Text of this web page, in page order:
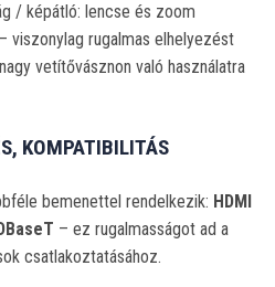
/ képátló: lencse és zoom
viszonylag rugalmas elhelyezést
vetítővásznon való használatra
KOMPATIBILITÁS
bemenettel rendelkezik: HDMI
– ez rugalmasságot ad a
csatlakoztatásához.